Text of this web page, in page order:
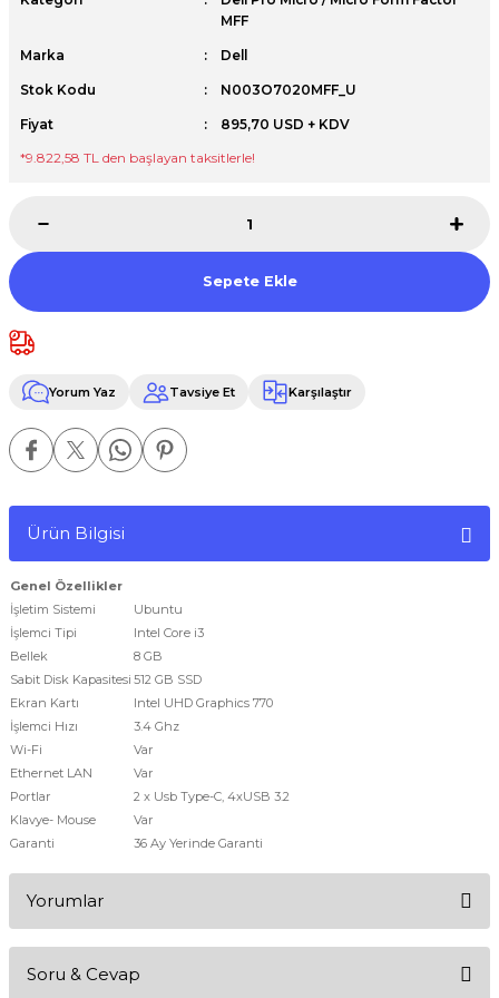
MFF
Marka Dell
Stok Kodu N003O7020MFF_U
Fiyat
895,70 USD + KDV
*9.822,58 TL den başlayan taksitlerle!
Sepete Ekle
Yorum Yaz Tavsiye Et Karşılaştır
Ürün Bilgisi
Genel Özellikler
İşletim Sistemi
Ubuntu
İşlemci Tipi
Intel Core i3
Bellek
8 GB
Sabit Disk Kapasitesi 512 GB SSD
Ekran Kartı
Intel UHD Graphics 770
İşlemci Hızı
3.4 Ghz
Wi-Fi
Var
Ethernet LAN
Var
Portlar
2 x Usb Type-C, 4xUSB 3.2
Klavye- Mouse
Var
Garanti
36 Ay Yerinde Garanti
Yorumlar
Soru & Cevap